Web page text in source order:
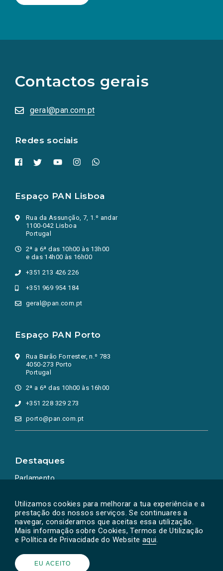
Utilizamos cookies para melhorar a tua experiência e a
prestação dos nossos serviços. Se continuares a
navegar, consideramos que aceitas essa utilização.
Mais informação sobre Cookies, Termos de Utilização
e Política de Privacidade do Website aqui.
EU ACEITO
Contactos gerais
geral@pan.com.pt
Redes sociais
redes
sociais
numa
nova
Espaço PAN Lisboa
Rua da Assunção, 7, 1.º andar
1100-042 Lisboa
Portugal
2ª a 6ª das 10h00 às 13h00
e das 14h00 às 16h00
+351 213 426 226
+351 969 954 184
geral@pan.com.pt
Espaço PAN Porto
Rua Barão Forrester, n.º 783
4050-273 Porto
Portugal
2ª a 6ª das 10h00 às 16h00
+351 228 329 273
porto@pan.com.pt
Destaques
Parlamento
Powered by © PAN 2026